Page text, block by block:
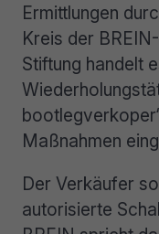
Ermittlungen
Kreis der
Stiftung handelt
Maßnahmen
Der Verkäufer
autorisierte